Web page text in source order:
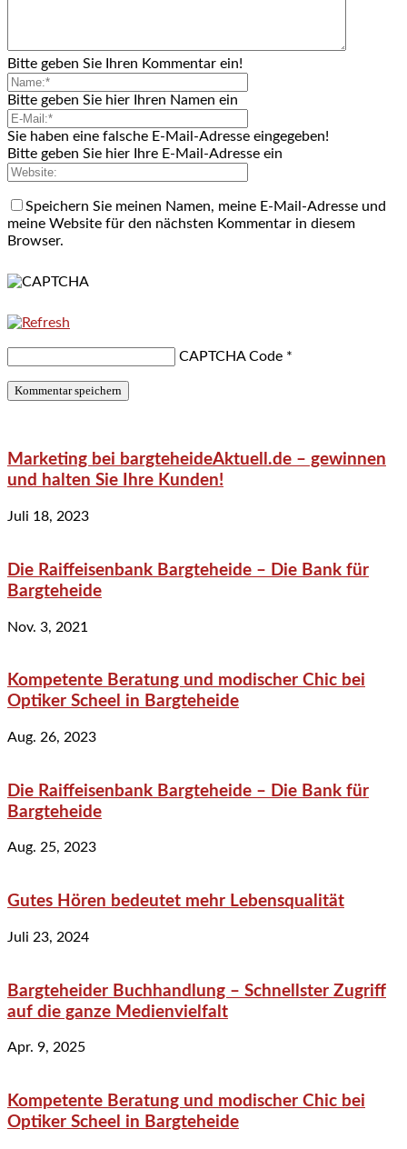
Bitte geben Sie Ihren Kommentar ein!
Bitte geben Sie hier Ihren Namen ein
Sie haben eine falsche E-Mail-Adresse eingegeben!
Bitte geben Sie hier Ihre E-Mail-Adresse ein
Speichern Sie meinen Namen, meine E-Mail-Adresse und
meine Website für den nächsten Kommentar in diesem
Browser.
CAPTCHA Code *
Marketing bei bargteheideAktuell.de – gewinnen
und halten Sie Ihre Kunden!
Juli 18, 2023
Die Raiffeisenbank Bargteheide – Die Bank für
Bargteheide
Nov. 3, 2021
Kompetente Beratung und modischer Chic bei
Optiker Scheel in Bargteheide
Aug. 26, 2023
Die Raiffeisenbank Bargteheide – Die Bank für
Bargteheide
Aug. 25, 2023
Gutes Hören bedeutet mehr Lebensqualität
Juli 23, 2024
Bargteheider Buchhandlung – Schnellster Zugriff
auf die ganze Medienvielfalt
Apr. 9, 2025
Kompetente Beratung und modischer Chic bei
Optiker Scheel in Bargteheide